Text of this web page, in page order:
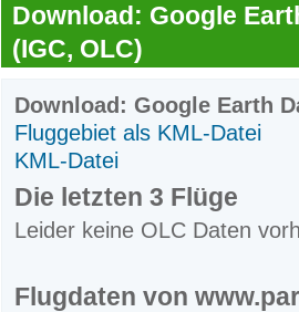
Download: Google
(IGC, OLC)
Download: Google Earth
Fluggebiet als KML-Datei
KML-Datei
Die letzten 3 Flüge
Leider keine OLC Daten
Flugdaten von